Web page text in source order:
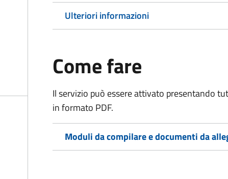
Ulteriori informazioni
Come fare
Il servizio può essere attivato presentando
in formato PDF.
Moduli da compilare e documenti da